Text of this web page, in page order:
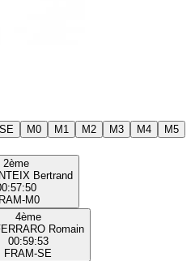
SE M0 M1 M2 M3 M4 M5
2ème
Bertrand
M-M0
4ème
Romain
00:59:53
FRAM-SE